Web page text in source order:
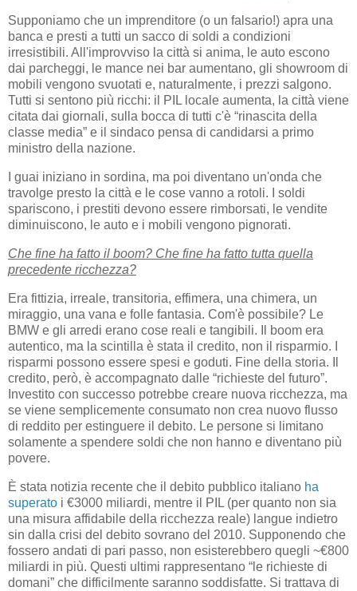
Supponiamo che un imprenditore (o un falsario!) apra una
banca e presti a tutti un sacco di soldi a condizioni
irresistibili. All'improvviso la città si anima, le auto escono
dai parcheggi, le mance nei bar aumentano, gli showroom di
mobili vengono svuotati e, naturalmente, i prezzi salgono.
Tutti si sentono più ricchi: il PIL locale aumenta, la città viene
citata dai giornali, sulla bocca di tutti c'è “rinascita della
classe media” e il sindaco pensa di candidarsi a primo
ministro della nazione.
I guai iniziano in sordina, ma poi diventano un'onda che
travolge presto la città e le cose vanno a rotoli. I soldi
spariscono, i prestiti devono essere rimborsati, le vendite
diminuiscono, le auto e i mobili vengono pignorati.
Che fine ha fatto il boom? Che fine ha fatto tutta quella
precedente ricchezza?
Era fittizia, irreale, transitoria, effimera, una chimera, un
miraggio, una vana e folle fantasia. Com'è possibile? Le
BMW e gli arredi erano cose reali e tangibili. Il boom era
autentico, ma la scintilla è stata il credito, non il risparmio. I
risparmi possono essere spesi e goduti. Fine della storia. Il
credito, però, è accompagnato dalle “richieste del futuro”.
Investito con successo potrebbe creare nuova ricchezza, ma
se viene semplicemente consumato non crea nuovo flusso
di reddito per estinguere il debito. Le persone si limitano
solamente a spendere soldi che non hanno e diventano più
povere.
È stata notizia recente che il debito pubblico italiano ha
superato i €3000 miliardi, mentre il PIL (per quanto non sia
una misura affidabile della ricchezza reale) langue indietro
sin dalla crisi del debito sovrano del 2010. Supponendo che
fossero andati di pari passo, non esisterebbero quegli ~€800
miliardi in più. Questi ultimi rappresentano “le richieste di
domani” che difficilmente saranno soddisfatte. Si trattava di